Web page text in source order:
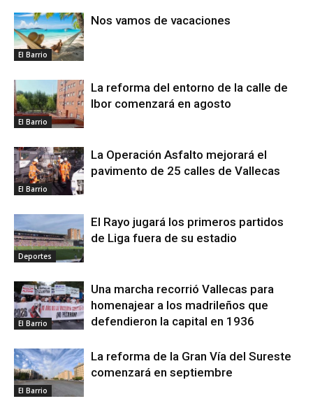
El Barrio
Nos vamos de vacaciones
El Barrio
La reforma del entorno de la calle de
Ibor comenzará en agosto
El Barrio
La Operación Asfalto mejorará el
pavimento de 25 calles de Vallecas
Deportes
El Rayo jugará los primeros partidos
de Liga fuera de su estadio
El Barrio
Una marcha recorrió Vallecas para
homenajear a los madrileños que
defendieron la capital en 1936
El Barrio
La reforma de la Gran Vía del Sureste
comenzará en septiembre